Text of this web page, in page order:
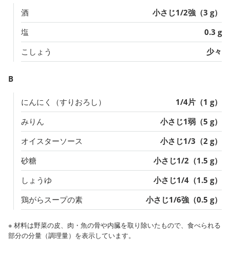
酒
小さじ1/2強（3 g）
塩
0.3 g
こしょう
少々
B
にんにく（すりおろし）
1/4片（1 g）
みりん
小さじ1弱（5 g）
オイスターソース
小さじ1/3（2 g）
砂糖
小さじ1/2（1.5 g）
しょうゆ
小さじ1/4（1.5 g）
鶏がらスープの素
小さじ1/6強（0.5 g）
※ 材料は野菜の皮、肉・魚の骨や内臓を取り除いたもので、食べられる
部分の分量（調理量）を表示しています。